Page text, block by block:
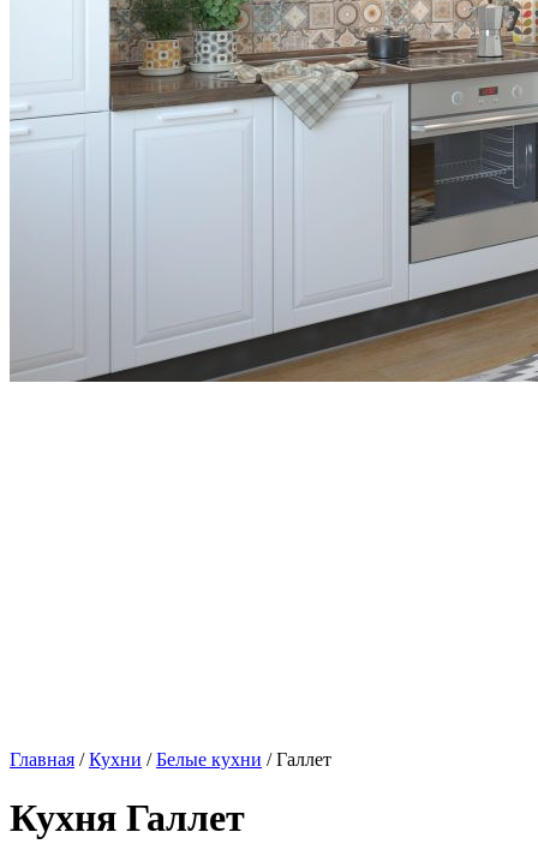
Главная /Кухни /Белые кухни / Галлет
Кухня Галлет